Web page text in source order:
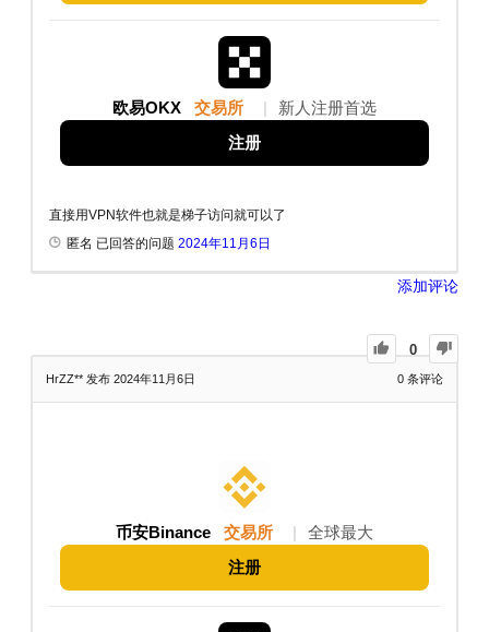
欧易OKX 交易所 新人注册首选
注册
直接用VPN软件也就是梯子访问就可以了
匿名 已回答的问题 2024年11月6日
添加评论
0
HrZZ** 发布 2024年11月6日 0 条评论
币安Binance 交易所 全球最大
注册